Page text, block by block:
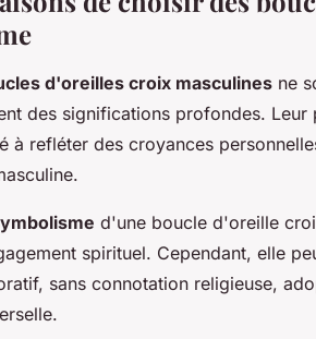
d'oreilles croix masculines ne
des significations profondes.
à refléter des croyances
d'une boucle d'oreille
spirituel. Cependant, elle
sans connotation religieuse,